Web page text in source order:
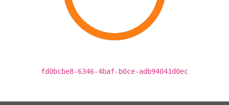
fd0bcbe8-6346-4baf-b0ce-adb94041d0ec